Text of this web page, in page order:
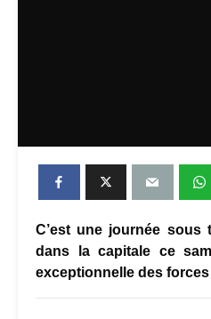
C’est une journée sous
dans la capitale ce
exceptionnelle des forces